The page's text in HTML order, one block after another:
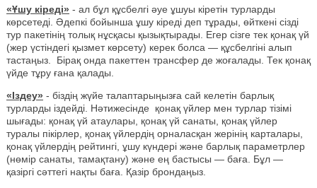
«Ұшу кіреді» - ал бұл құсбелгі әуе ұшуы кіретін турларды
көрсетеді. Әдепкі бойынша ұшу кіреді деп тұрады, өйткені сізді
тур пакетінің толық нұсқасы қызықтырады. Егер сізге тек қонақ үй
(жер үстіндегі қызмет көрсету) керек болса — құсбелгіні алып
тастаңыз. Бірақ онда пакеттен трансфер де жоғалады. Тек қонақ
үйде тұру ғана қалады.
«Іздеу» - біздің жүйе талаптарыңызға сай келетін барлық
турларды іздейді. Нәтижесінде қонақ үйлер мен турлар тізімі
шығады: қонақ үй атаулары, қонақ үй санаты, қонақ үйлер
туралы пікірлер, қонақ үйлердің орналасқан жерінің карталары,
қонақ үйлердің рейтингі, ұшу күндері және барлық параметрлер
(нөмір санаты, тамақтану) және ең бастысы — баға. Бұл —
қазіргі сәттегі нақты баға. Қазір брондаңыз.